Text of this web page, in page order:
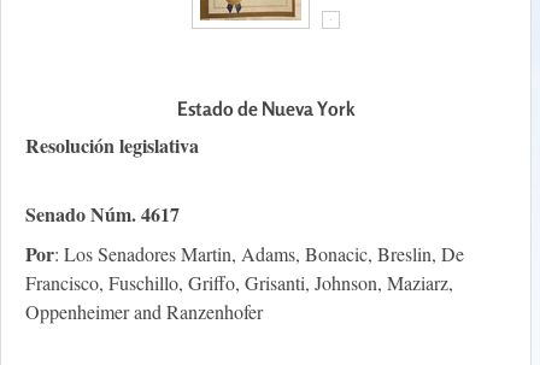
Estado de Nueva York
Resolución legislativa
Senado Núm. 4617
Por: Los Senadores Martin, Adams, Bonacic, Breslin, De
Francisco, Fuschillo, Griffo, Grisanti, Johnson, Maziarz,
Oppenheimer and Ranzenhofer